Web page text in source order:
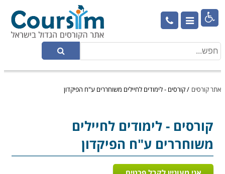

אתר קורסים /קורסים - לימודים לחיילים משוחררים ע"ח הפיקדון
קורסים - לימודים לחיילים
משוחררים ע"ח הפיקדון